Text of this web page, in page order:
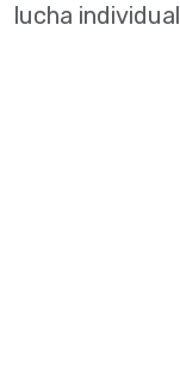
lucha individual